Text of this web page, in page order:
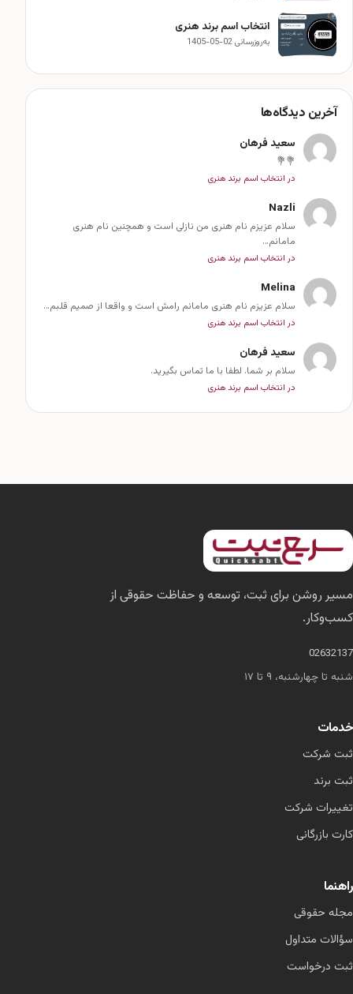
انتخاب اسم برند هنری
به‌روزرسانی 02-05-1405
آخرین دیدگاه‌ها
سعید فرهان
💐💐
در انتخاب اسم برند هنری
Nazli
سلام عزیزم نام هنری من نازلی است و همچنین نام هنری
مامانم…
در انتخاب اسم برند هنری
Melina
سلام عزیزم نام هنری مامانم رامش است و واقعا از صمیم قلبم…
در انتخاب اسم برند هنری
سعید فرهان
سلام بر شما. لطفا با ما تماس بگیرید.
در انتخاب اسم برند هنری
مسیر روشن برای ثبت، توسعه و حفاظت حقوقی از
کسب‌وکار.
02632137
شنبه تا چهارشنبه، ۹ تا ۱۷
خدمات
ثبت شرکت
ثبت برند
تغییرات شرکت
کارت بازرگانی
راهنما
مجله حقوقی
سؤالات متداول
ثبت درخواست